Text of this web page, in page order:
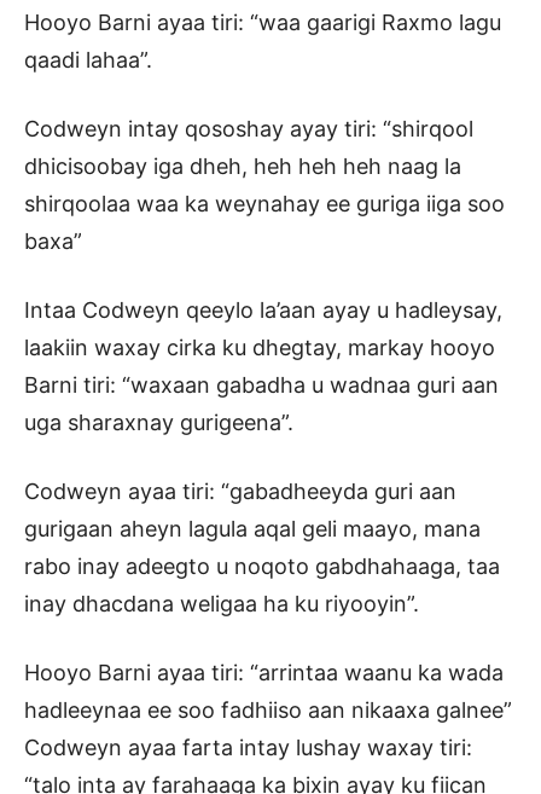
Hooyo Barni ayaa tiri: “waa gaarigi Raxmo lagu
qaadi lahaa”.
Codweyn intay qososhay ayay tiri: “shirqool
dhicisoobay iga dheh, heh heh heh naag la
shirqoolaa waa ka weynahay ee guriga iiga soo
baxa”
Intaa Codweyn qeeylo la’aan ayay u hadleysay,
laakiin waxay cirka ku dhegtay, markay hooyo
Barni tiri: “waxaan gabadha u wadnaa guri aan
uga sharaxnay gurigeena”.
Codweyn ayaa tiri: “gabadheeyda guri aan
gurigaan aheyn lagula aqal geli maayo, mana
rabo inay adeegto u noqoto gabdhahaaga, taa
inay dhacdana weligaa ha ku riyooyin”.
Hooyo Barni ayaa tiri: “arrintaa waanu ka wada
hadleeynaa ee soo fadhiiso aan nikaaxa galnee”
Codweyn ayaa farta intay lushay waxay tiri:
“talo inta ay farahaaga ka bixin ayay ku fiican